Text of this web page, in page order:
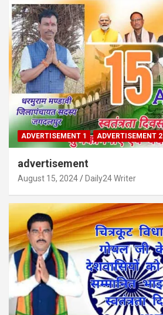
ADVERTISEMENT 1 ADVERTISEMENT 2
advertisement
August 15, 2024 Daily24 Writer